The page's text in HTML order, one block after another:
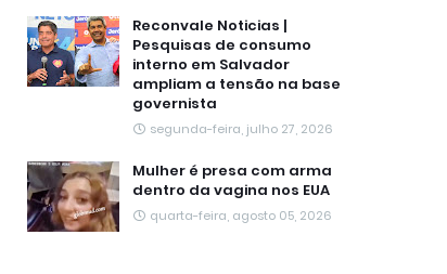
Reconvale Noticias |
Pesquisas de consumo
interno em Salvador
ampliam a tensão na base
governista
segunda-feira, julho 27, 2026
Mulher é presa com arma
dentro da vagina nos EUA
quarta-feira, agosto 05, 2026